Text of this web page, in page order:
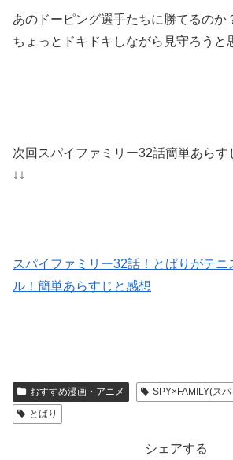
あのドーピング選手たちに勝てるのか
ちょっとドキドキしながら見守ろうと
次回スパイファミリー32話簡単あらす
↓↓
スパイファミリー32話！とばりがテニ
ル！簡単あらすじと感想
おすすめ漫画・アニメ
SPY×FAMILY(スパ
とばり
シェアする